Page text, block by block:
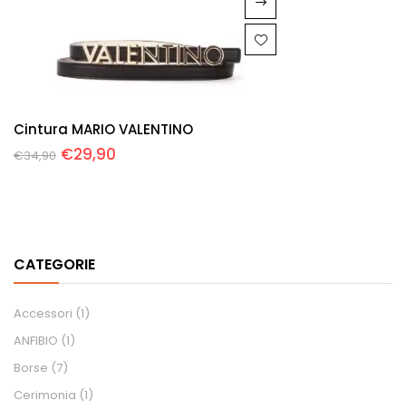
CATEGORIE
Accessori (1)
ANFIBIO (1)
Borse (7)
Cerimonia (1)
Cintura MARIO VALENTINO
€34,90 €29,90